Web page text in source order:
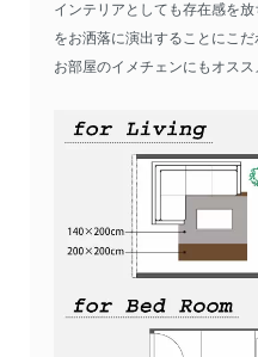
インテリアとしても存在感を
をお洒落に演出することにこだ
お部屋のイメチェンにもオスス